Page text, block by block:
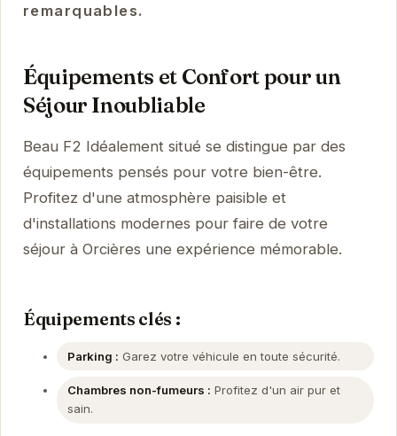
remarquables.
Équipements et Confort pour un
Séjour Inoubliable
Beau F2 Idéalement situé se distingue par des
équipements pensés pour votre bien-être.
Profitez d'une atmosphère paisible et
d'installations modernes pour faire de votre
séjour à Orcières une expérience mémorable.
Équipements clés :
Parking : Garez votre véhicule en toute sécurité.
Chambres non-fumeurs : Profitez d'un air pur et
sain.